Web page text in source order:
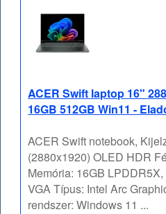
ACER Swift laptop 16"
16GB 512GB Win11 -
ACER Swift notebook,
(2880x1920) OLED HDR
Memória: 16GB
VGA Típus: Intel Arc
rendszer: Windows 11 ...